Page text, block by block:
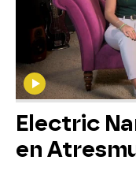
Electric
en